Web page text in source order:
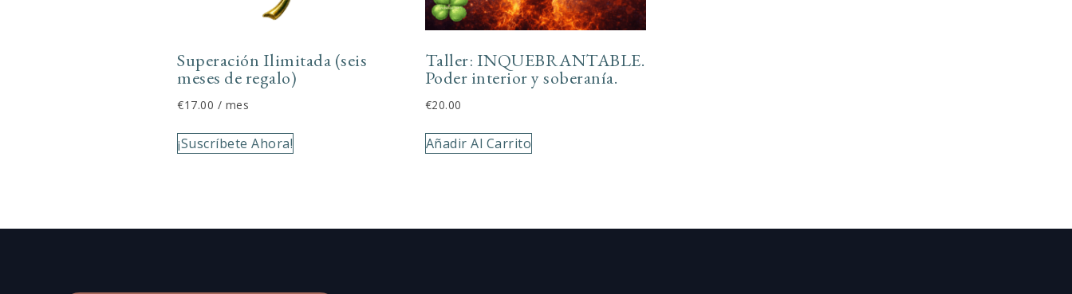
Superación Ilimitada (seis
meses de regalo)
€17.00 / mes
¡Suscríbete Ahora!
Taller: INQUEBRANTABLE.
Poder interior y soberanía.
€20.00
Añadir Al Carrito